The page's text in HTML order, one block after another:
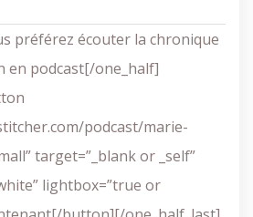
préférez écouter la chronique
en podcast[/one_half]
podcast/marie-
target=”_blank or _self”
lightbox=”true or